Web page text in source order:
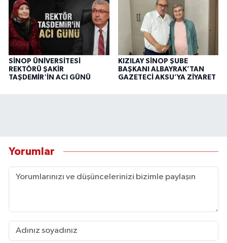
SİNOP ÜNİVERSİTESİ
REKTÖRÜ ŞAKİR
TAŞDEMİR'İN ACI GÜNÜ
KIZILAY SİNOP ŞUBE
BAŞKANI ALBAYRAK’TAN
GAZETECİ AKSU’YA ZİYARET
Yorumlar